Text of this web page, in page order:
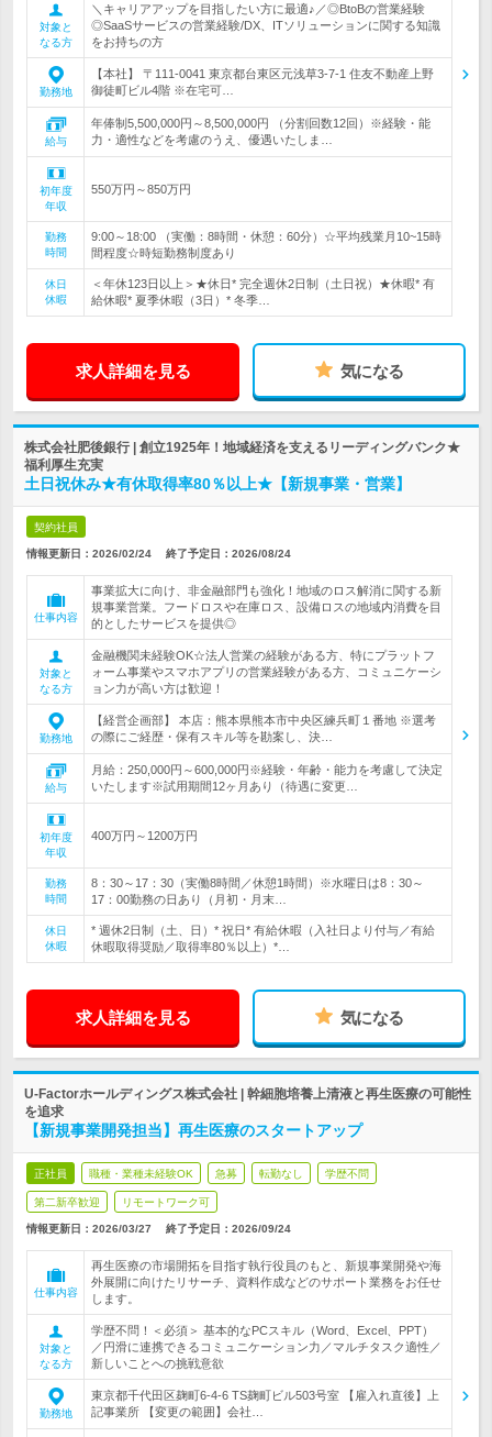
対象と
なる方
＼キャリアアップを目指したい方に最適♪／◎BtoBの営業経験
◎SaaSサービスの営業経験/DX、ITソリューションに関する知識
をお持ちの方
勤務地
【本社】 〒111-0041 東京都台東区元浅草3-7-1 住友不動産上野
御徒町ビル4階 ※在宅可…
給与
年俸制5,500,000円～8,500,000円 （分割回数12回）※経験・能
力・適性などを考慮のうえ、優遇いたしま…
初年度
年収
550万円～850万円
勤務
時間
9:00～18:00 （実働：8時間・休憩：60分）☆平均残業月10~15時
間程度☆時短勤務制度あり
休日
休暇
＜年休123日以上＞★休日* 完全週休2日制（土日祝）★休暇* 有
給休暇* 夏季休暇（3日）* 冬季…
求人詳細を見る 気になる
株式会社肥後銀行 | 創立1925年！地域経済を支えるリーディングバンク★
福利厚生充実
土日祝休み★有休取得率80％以上★【新規事業・営業】
契約社員
情報更新日：2026/02/24 終了予定日： 2026/08/24
仕事内容
事業拡大に向け、非金融部門も強化！地域のロス解消に関する新
規事業営業。フードロスや在庫ロス、設備ロスの地域内消費を目
的としたサービスを提供◎
対象と
なる方
金融機関未経験OK☆法人営業の経験がある方、特にプラットフ
ォーム事業やスマホアプリの営業経験がある方、コミュニケーシ
ョン力が高い方は歓迎！
勤務地
【経営企画部】 本店：熊本県熊本市中央区練兵町１番地 ※選考
の際にご経歴・保有スキル等を勘案し、決…
給与
月給：250,000円～600,000円※経験・年齢・能力を考慮して決定
いたします※試用期間12ヶ月あり（待遇に変更…
初年度
年収
400万円～1200万円
勤務
時間
8：30～17：30（実働8時間／休憩1時間）※水曜日は8：30～
17：00勤務の日あり（月初・月末…
休日
休暇
* 週休2日制（土、日）* 祝日* 有給休暇（入社日より付与／有給
休暇取得奨励／取得率80％以上）*…
求人詳細を見る 気になる
U-Factorホールディングス株式会社 | 幹細胞培養上清液と再生医療の可能性
を追求
【新規事業開発担当】再生医療のスタートアップ
正社員 職種・業種未経験OK 急募 転勤なし 学歴不問
第二新卒歓迎 リモートワーク可
情報更新日：2026/03/27 終了予定日： 2026/09/24
仕事内容
再生医療の市場開拓を目指す執行役員のもと、新規事業開発や海
外展開に向けたリサーチ、資料作成などのサポート業務をお任せ
します。
対象と
なる方
学歴不問！＜必須＞ 基本的なPCスキル（Word、Excel、PPT）
／円滑に連携できるコミュニケーション力／マルチタスク適性／
新しいことへの挑戦意欲
勤務地
東京都千代田区麹町6-4-6 TS麹町ビル503号室 【雇入れ直後】上
記事業所 【変更の範囲】会社…